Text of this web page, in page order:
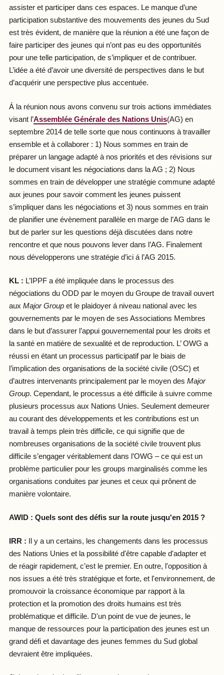
assister et participer dans ces espaces. Le manque d’une
participation substantive des mouvements des jeunes du Sud
est très évident, de manière que la réunion a été une façon de
faire participer des jeunes qui n’ont pas eu des opportunités
pour une telle participation, de s’impliquer et de contribuer.
L’idée a été d’avoir une diversité de perspectives dans le but
d’acquérir une perspective plus accentuée.
Á la réunion nous avons convenu sur trois actions immédiates
visant l’Assemblée Générale des Nations Unis(AG) en
septembre 2014 de telle sorte que nous continuons à travailler
ensemble et à collaborer : 1) Nous sommes en train de
préparer un langage adapté à nos priorités et des révisions sur
le document visant les négociations dans la AG ; 2) Nous
sommes en train de développer une stratégie commune adapté
aux jeunes pour savoir comment les jeunes puissent
s’impliquer dans les négociations et 3) nous sommes en train
de planifier une évènement parallèle en marge de l’AG dans le
but de parler sur les questions déjà discutées dans notre
rencontre et que nous pouvons lever dans l’AG. Finalement
nous développerons une stratégie d’ici á l’AG 2015.
KL : L’IPPF a été impliquée dans le processus des
négociations du ODD par le moyen du Groupe de travail ouvert
aux Major Group et le plaidoyer á niveau national avec les
gouvernements par le moyen de ses Associations Membres
dans le but d’assurer l’appui gouvernemental pour les droits et
la santé en matière de sexualité et de reproduction. L’ OWG a
réussi en étant un processus participatif par le biais de
l’implication des organisations de la société civile (OSC) et
d’autres intervenants principalement par le moyen des Major
Group. Cependant, le processus a été difficile à suivre comme
plusieurs processus aux Nations Unies. Seulement demeurer
au courant des développements et les contributions est un
travail à temps plein très difficile, ce qui signifie que de
nombreuses organisations de la société civile trouvent plus
difficile s’engager véritablement dans l’OWG – ce qui est un
problème particulier pour les groups marginalisés comme les
organisations conduites par jeunes et ceux qui prônent de
manière volontaire.
AWID : Quels sont des défis sur la route jusqu'en 2015 ?
IRR :
Il y a un certains, les changements dans les processus
des Nations Unies et la possibilité d'être capable d'adapter et
de réagir rapidement, c’est le premier. En outre, l'opposition à
nos issues a été très stratégique et forte, et l'environnement, de
promouvoir la croissance économique par rapport à la
protection et la promotion des droits humains est très
problématique et difficile. D'un point de vue de jeunes, le
manque de ressources pour la participation des jeunes est un
grand défi et davantage des jeunes femmes du Sud global
devraient être impliquées.